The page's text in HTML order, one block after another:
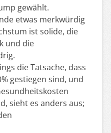
gewählt.
etwas merkwürdig
ist solide, die
und die
die Tatsache, dass
gestiegen sind, und
sieht es anders aus;